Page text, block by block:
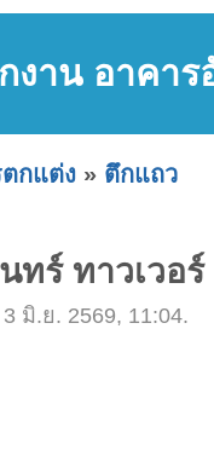
งาน อาคาร
กแต่ง » ตึกแถว
ทร์ ทาวเวอ
มิ.ย. 2569, 11:04.